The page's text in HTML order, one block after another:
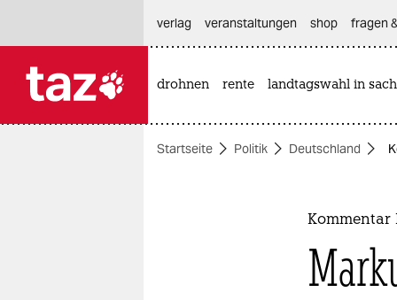
themen
verlag
veranstaltungen shop fragen
drohnen rente landtagswahl in
Startseite Politik Deutschland
Kommentar